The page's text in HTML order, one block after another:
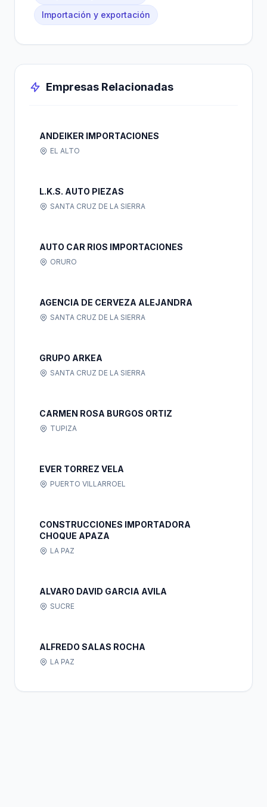
Importación y exportación
Empresas Relacionadas
ANDEIKER IMPORTACIONES
EL ALTO
L.K.S. AUTO PIEZAS
SANTA CRUZ DE LA SIERRA
AUTO CAR RIOS IMPORTACIONES
ORURO
AGENCIA DE CERVEZA ALEJANDRA
SANTA CRUZ DE LA SIERRA
GRUPO ARKEA
SANTA CRUZ DE LA SIERRA
CARMEN ROSA BURGOS ORTIZ
TUPIZA
EVER TORREZ VELA
PUERTO VILLARROEL
CONSTRUCCIONES IMPORTADORA
CHOQUE APAZA
LA PAZ
ALVARO DAVID GARCIA AVILA
SUCRE
ALFREDO SALAS ROCHA
LA PAZ